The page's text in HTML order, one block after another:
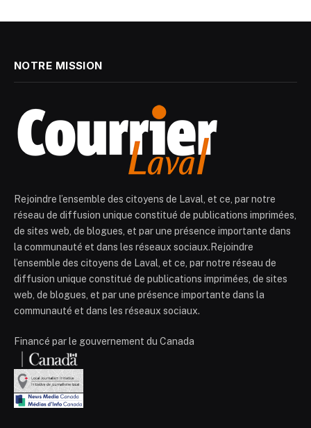
NOTRE MISSION
Rejoindre l’ensemble des citoyens de Laval, et ce, par notre
réseau de diffusion unique constitué de publications imprimées,
de sites web, de blogues, et par une présence importante dans
la communauté et dans les réseaux sociaux.Rejoindre
l’ensemble des citoyens de Laval, et ce, par notre réseau de
diffusion unique constitué de publications imprimées, de sites
web, de blogues, et par une présence importante dans la
communauté et dans les réseaux sociaux.
Financé par le gouvernement du Canada